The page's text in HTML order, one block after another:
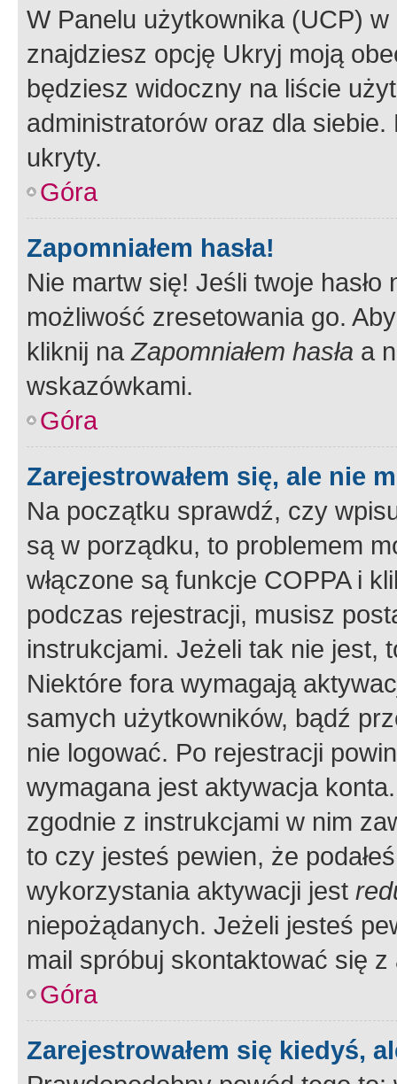
W Panelu użytkownika (UCP) w
znajdziesz opcję Ukryj moją
będziesz widoczny na liście
administratorów oraz dla
ukryty.
Góra
Zapomniałem hasła!
Nie martw się! Jeśli twoje
możliwość zresetowania go.
kliknij naZapomniałem hasła a
wskazówkami.
Góra
Zarejestrowałem się, ale nie
Na początku sprawdź, czy
są w porządku, to problemem
włączone są funkcje COPPA i
podczas rejestracji, musisz
instrukcjami. Jeżeli tak nie jest,
Niektóre fora wymagają
samych użytkowników, bądź
nie logować. Po rejestracji
wymagana jest aktywacja
zgodnie z instrukcjami w nim
to czy jesteś pewien, że
wykorzystania aktywacji jest
niepożądanych. Jeżeli jesteś
mail spróbuj skontaktować się
Góra
Zarejestrowałem się kiedyś,